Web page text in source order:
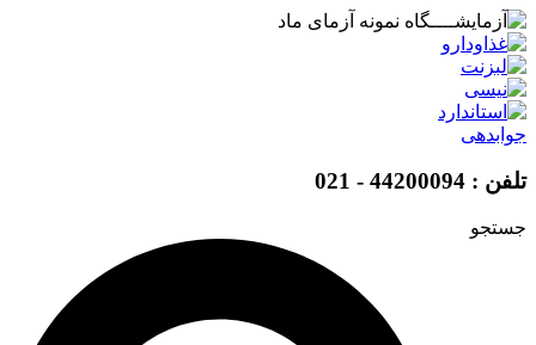
پرش
به
محتوا
جوابدهی
تلفن : 44200094 - 021
جستجو